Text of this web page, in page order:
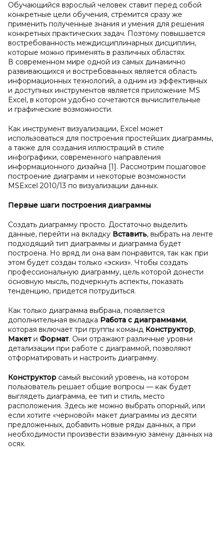
Обучающийся взрослый человек ставит перед собой
конкретные цели обучения, стремится сразу же
применить полученные знания и умения для решения
конкретных практических задач. Поэтому повышается
востребованность междисциплинарных дисциплин,
которые можно применять в различных областях.
В современном мире одной из самых динамично
развивающихся и востребованных является область
информационных технологий, а одним из эффективных
и доступных инструментов является приложение MS
Excel, в котором удобно сочетаются вычислительные
и графические возможности.
Как инструмент визуализации, Excel может
использоваться для построения простейших диаграммы,
а также для создания иллюстраций в стиле
инфографики, современного направления
информационного дизайна [1]. Рассмотрим пошаговое
построение диаграмм и некоторые возможности
MSExcel 2010/13 по визуализации данных.
Первые шаги построения диаграммы
Создать диаграмму просто. Достаточно выделить
данные, перейти на вкладку Вставить, выбрать на ленте
подходящий тип диаграммы и диаграмма будет
построена. Но вряд ли она вам понравится, так как при
этом будет создан только «эскиз». Чтобы создать
профессиональную диаграмму, цель которой донести
основную мысль, подчеркнуть аспекты, показать
тенденцию, придется потрудиться.
Как только диаграмма выбрана, появляется
дополнительная вкладка Работа с диаграммами,
которая включает три группы команд Конструктор,
Макети Формат. Они отражают различные уровни
детализации при работе с диаграммой, позволяют
отформатировать и настроить диаграмму.
Конструктор самый высокий уровень, на котором
пользователь решает общие вопросы — как будет
выглядеть диаграмма, ее тип и стиль, место
расположения. Здесь же можно выбрать опорный, или
если хотите «черновой» макет диаграммы из десяти
предложенных, добавить новые ряды данных, а при
необходимости произвести взаимную замену данных на
осях.